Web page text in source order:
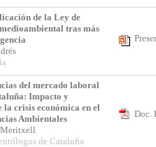
de la Ley de
tras más
del mercado laboral
Impacto y
la crisis económica en el
Ambientales
de Cataluña
Doc.